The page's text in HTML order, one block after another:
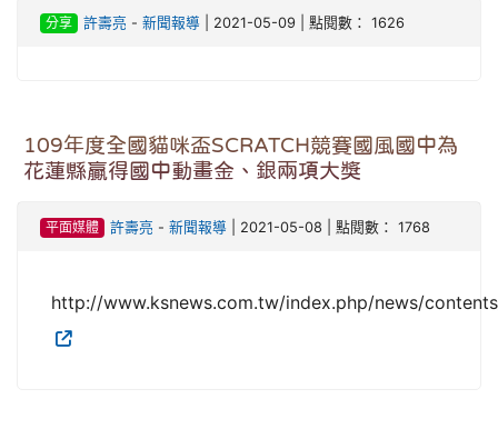
分享 許壽亮 - 新聞報導| 2021-05-09 | 點閱數： 1626
109年度全國貓咪盃SCRATCH競賽國風國中為
花蓮縣贏得國中動畫金、銀兩項大獎
平面媒體 許壽亮 - 新聞報導| 2021-05-08 | 點閱數： 1768
http://www.ksnews.com.tw/index.php/news/